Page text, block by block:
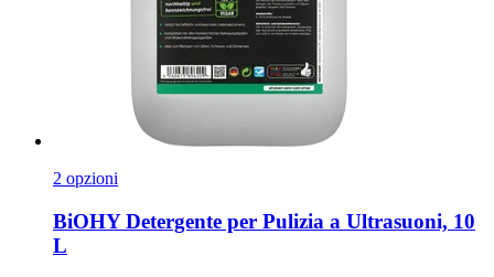
2 opzioni
BiOHYDetergente per Pulizia a Ultrasuoni, 10
L